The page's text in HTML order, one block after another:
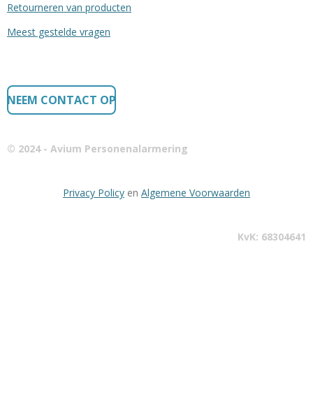
Retourneren van producten
Meest gestelde vragen
NEEM CONTACT OP
© 2024 - Avium Personenalarmering
Privacy Policy en Algemene Voorwaarden
KvK: 68304641